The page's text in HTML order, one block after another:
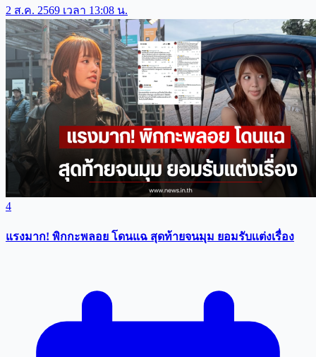
2 ส.ค. 2569 เวลา 13:08 น.
4
แรงมาก! พิกกะพลอย โดนแฉ สุดท้ายจนมุม ยอมรับเเต่งเรื่อง